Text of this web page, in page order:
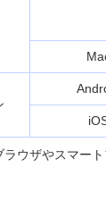
ラウザやスマー